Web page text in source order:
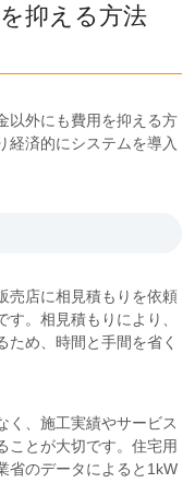
抑える方法
以外にも費用を抑える方
経済的にシステムを導入
売店に相見積もりを依頼
。相見積もりにより、
め、時間と手間を省く
く、施工実績やサービス
ことが大切です。住宅用
省のデータによると1kW